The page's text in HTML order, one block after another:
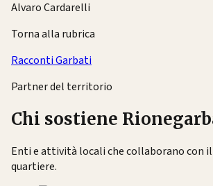
Alvaro Cardarelli
Torna alla rubrica
Racconti Garbati
Partner del territorio
Chi sostiene
Enti e attività locali che collaborano con
quartiere.